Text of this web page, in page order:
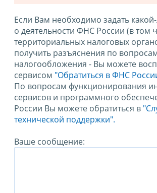
Если Вам необходимо задать
о деятельности ФНС России (в том
территориальных налоговых
получить разъяснения по
налогообложения - Вы можете
сервисом "Обратиться в ФНС
По вопросам функционирования
сервисов и программного
России Вы можете обратиться в
технической поддержки".
Ваше сообщение: